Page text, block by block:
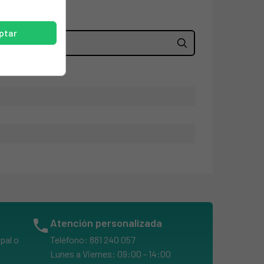
o
phone Atención personalizada
Teléfono: 881 240 057
Lunes a Viernes: 09:00 - 14:00